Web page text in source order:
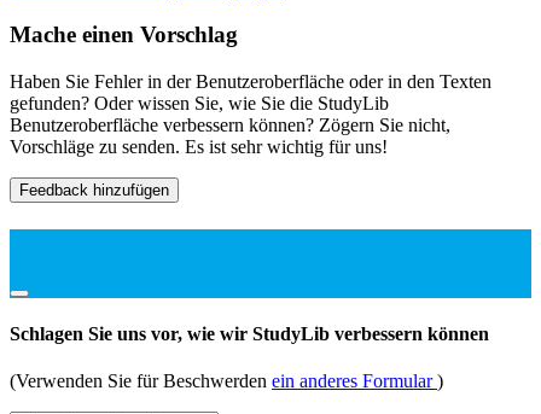
Mache einen Vorschlag
Haben Sie Fehler in der Benutzeroberfläche oder in den Texten
gefunden? Oder wissen Sie, wie Sie die StudyLib
Benutzeroberfläche verbessern können? Zögern Sie nicht,
Vorschläge zu senden. Es ist sehr wichtig für uns!
Feedback hinzufügen
Schlagen Sie uns vor, wie wir StudyLib verbessern können
(Verwenden Sie für Beschwerden ein anderes Formular)